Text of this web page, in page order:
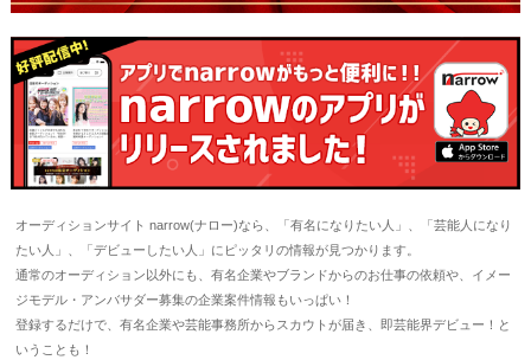
オーディションサイト narrow(ナロー)なら、「有名になりたい人」、「芸能人になり
たい人」、「デビューしたい人」にピッタリの情報が見つかります。
通常のオーディション以外にも、有名企業やブランドからのお仕事の依頼や、イメー
ジモデル・アンバサダー募集の企業案件情報もいっぱい！
登録するだけで、有名企業や芸能事務所からスカウトが届き、即芸能界デビュー！と
いうことも！